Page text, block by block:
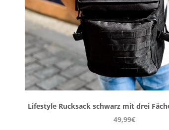
Lifestyle Rucksack schwarz mit drei
49,99€